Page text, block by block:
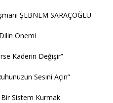
ŞEBNEM SARAÇOĞLU
Önemi
Kaderin Değişir”
Sesini Açın”
Sistem Kurmak